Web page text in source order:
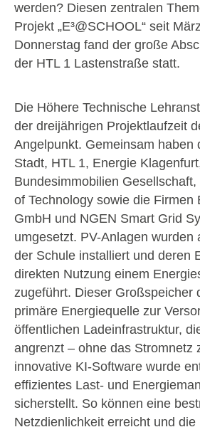
werden? Diesen zentralen
Projekt „E³@SCHOOL“ seit
Donnerstag fand der große
der HTL 1 Lastenstraße statt.
Die Höhere Technische
der dreijährigen Projektlaufzeit
Angelpunkt. Gemeinsam haben
Stadt, HTL 1, Energie
Bundesimmobilien
of Technology sowie die Firmen
GmbH und NGEN Smart Grid
umgesetzt. PV-Anlagen wurden
der Schule installiert und deren
direkten Nutzung einem
zugeführt. Dieser Großspeicher
primäre Energiequelle zur
öffentlichen Ladeinfrastruktur,
angrenzt – ohne das Stromnetz
innovative KI-Software wurde
effizientes Last- und
sicherstellt. So können eine
Netzdienlichkeit erreicht und